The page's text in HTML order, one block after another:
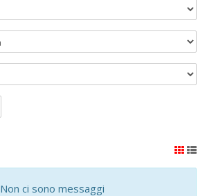
Non ci sono messaggi